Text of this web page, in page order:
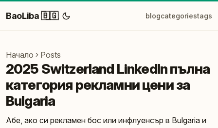
BaoLiba 🇧🇬 blogcategoriestags
Начало Posts
2025 Switzerland LinkedIn пълна
категория рекламни цени за
Bulgaria
Абе, ако си рекламен бос или инфлуенсър в Bulgaria и